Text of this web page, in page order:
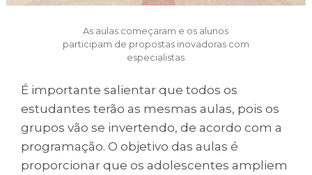
As aulas começaram e os alunos
participam de propostas inovadoras com
especialistas
É importante salientar que todos os
estudantes terão as mesmas aulas, pois os
grupos vão se invertendo, de acordo com a
programação. O objetivo das aulas é
proporcionar que os adolescentes ampliem